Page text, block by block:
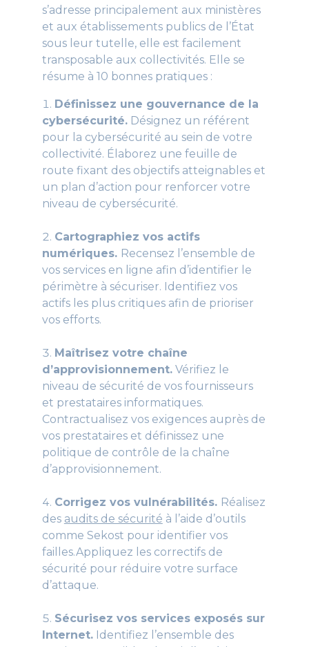
s’adresse principalement aux ministères
et aux établissements publics de l’État
sous leur tutelle, elle est facilement
transposable aux collectivités. Elle se
résume à 10 bonnes pratiques :
Définissez une gouvernance de la
cybersécurité.Désignez un référent
pour la cybersécurité au sein de votre
collectivité. Élaborez une feuille de
route fixant des objectifs atteignables et
un plan d’action pour renforcer votre
niveau de cybersécurité.
Cartographiez vos actifs
numériques. Recensez l’ensemble de
vos services en ligne afin d’identifier le
périmètre à sécuriser. Identifiez vos
actifs les plus critiques afin de prioriser
vos efforts.
Maîtrisez votre chaîne
d’approvisionnement.Vérifiez le
niveau de sécurité de vos fournisseurs
et prestataires informatiques.
Contractualisez vos exigences auprès de
vos prestataires et définissez une
politique de contrôle de la chaîne
d’approvisionnement.
Corrigez vos vulnérabilités. Réalisez
des audits de sécurité à l’aide d’outils
comme Sekost pour identifier vos
failles.Appliquez les correctifs de
sécurité pour réduire votre surface
d’attaque.
Sécurisez vos services exposés sur
Internet.Identifiez l’ensemble des